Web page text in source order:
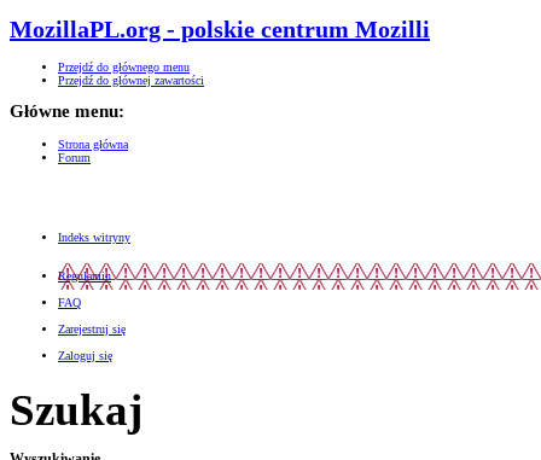
MozillaPL.org - polskie centrum Mozilli
Przejdź do głównego menu
Przejdź do głównej zawartości
Główne menu:
Strona główna
Forum
Indeks witryny
Regulamin
FAQ
Zarejestruj się
Zaloguj się
Szukaj